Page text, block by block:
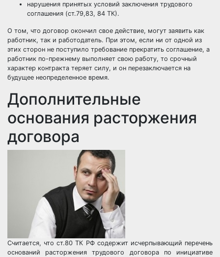
нарушения принятых условий заключения трудового
соглашения (ст.79,83, 84 ТК).
О том, что договор окончил свое действие, могут заявить как
работник, так и работодатель. При этом, если ни от одной из
этих сторон не поступило требование прекратить соглашение, а
работник по-прежнему выполняет свою работу, то срочный
характер контракта теряет силу, и он перезаключается на
будущее неопределенное время.
Дополнительные
основания расторжения
договора
Считается, что ст.80 ТК РФ содержит исчерпывающий перечень
оснований расторжения трудового договора по инициативе